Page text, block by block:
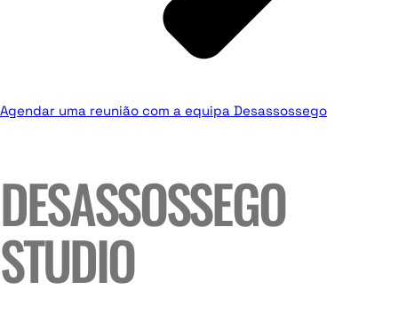
Agendar uma reunião com a equipa Desassossego
DESASSOSSEGO
STUDIO